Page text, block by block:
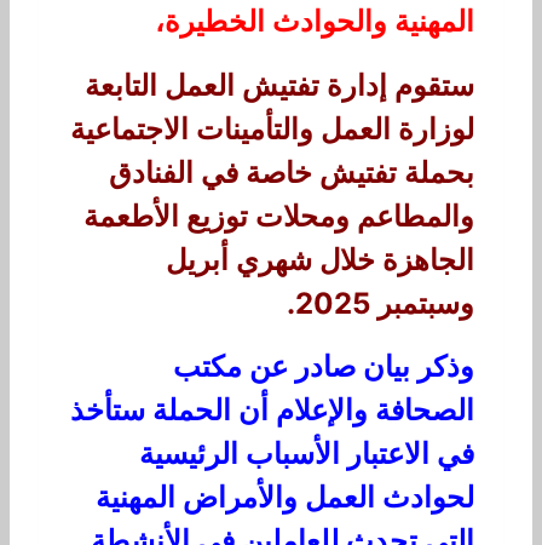
المهنية والحوادث الخطيرة،
ستقوم إدارة تفتيش العمل التابعة
لوزارة العمل والتأمينات الاجتماعية
بحملة تفتيش خاصة في الفنادق
والمطاعم ومحلات توزيع الأطعمة
الجاهزة خلال شهري أبريل
وسبتمبر 2025.
وذكر بيان صادر عن مكتب
الصحافة والإعلام أن الحملة ستأخذ
في الاعتبار الأسباب الرئيسية
لحوادث العمل والأمراض المهنية